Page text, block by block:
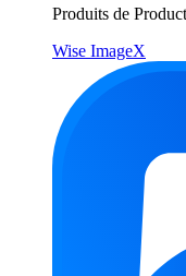
Produits de
Wise ImageX